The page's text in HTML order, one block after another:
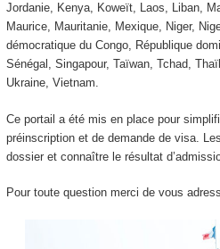
Jordanie, Kenya, Koweït, Laos, Liban,
Maurice, Mauritanie, Mexique, Niger,
démocratique du Congo, République
Sénégal, Singapour, Taïwan, Tchad,
Ukraine, Vietnam.
Ce portail a été mis en place pour
préinscription et de demande de visa.
dossier et connaître le résultat
Pour toute question merci de vous